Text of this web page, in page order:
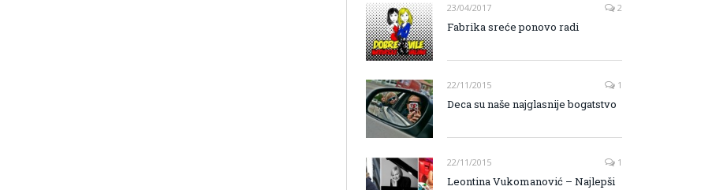
23/04/2017 2
Fabrika sreće ponovo radi
22/11/2015 1
Deca su naše najglasnije bogatstvo
22/11/2015 1
Leontina Vukomanović – Najlepši